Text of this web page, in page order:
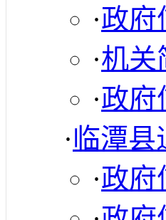
·政府
·机关
·政府
·临潭县
·政府